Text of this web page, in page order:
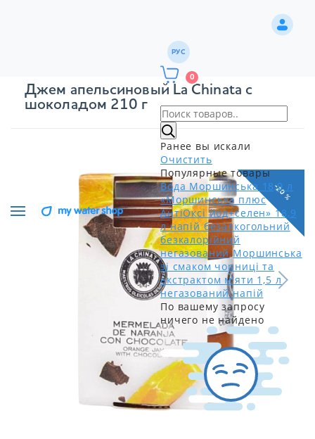
РУС
0
Ранее вы искали
Очистить
Популярные товары
Вода Моршинська 18,9 л
«Моршинська плюс
АнтіОксі йод+селен» 18,9
л напій безалкогольний
безкалорійний
негазований Моршинська
зі смаком чорниці та
екстрактом м'яти 1,5 л
негазований напій
По вашему запросу
ничего не найдено
Джем апельсиновый La Chinata с
шоколадом 210 г
-20 %